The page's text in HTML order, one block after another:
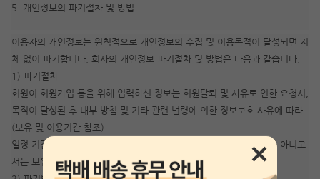
5. 개인정보의 파기절차 및 방법
이용자의 개인정보는 원칙적으로 개인정보의 수집 및 이용목적이 달성되면 지
체 없이 파기합니다. 회사의 개인정보 파기절차 및 방법은 다음과 같습니다.
1) 파기절차
회원이 회원가입 등을 위해 입력하신 정보는 회원탈퇴 및 사유로 인한 요청시,
목적이 달성된 후 내부 방침 및 기타 관련 법령에 의한 정보보호 사유에 따라
(보유 및 이용기간 참조)
일정 기간 저장된 후 파기되어집니다. 개인정보는 법률에 의한 경우가 아니고
서는 보유되어지는 이외의 다른 목적으로 이용되지 않습니다.